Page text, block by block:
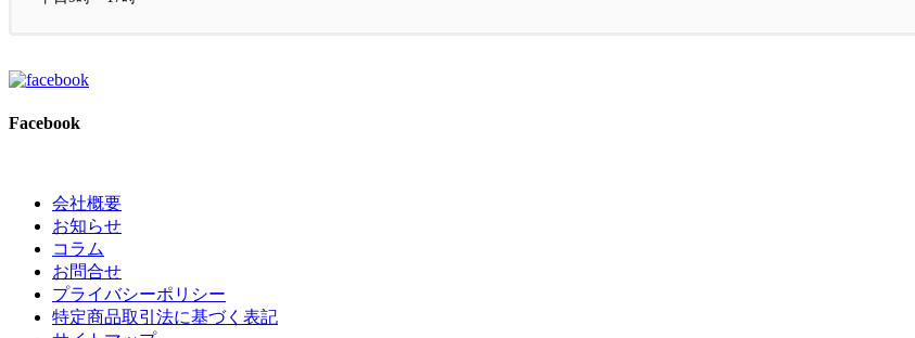
Facebook
会社概要
お知らせ
コラム
お問合せ
プライバシーポリシー
特定商品取引法に基づく表記